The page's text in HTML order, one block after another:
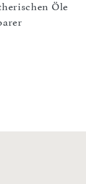
Öle